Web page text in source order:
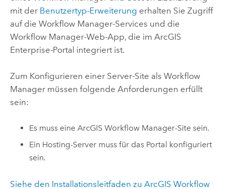
mit der Benutzertyp-Erweiterung erhalten Sie Zugriff
auf die Workflow Manager-Services und die
Workflow Manager-Web-App, die im ArcGIS
Enterprise-Portal integriert ist.
Zum Konfigurieren einer Server-Site als Workflow
Managermüssen folgende Anforderungen erfüllt
sein:
Es muss eineArcGIS Workflow Manager-Site sein.
Ein Hosting-Server muss für das Portal konfiguriert
sein.
Siehe den Installationsleitfaden zu ArcGIS Workflow